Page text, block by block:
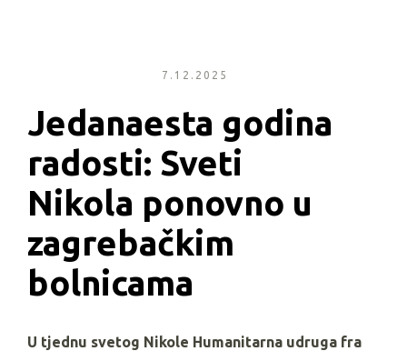
7.12.2025
Jedanaesta godina
radosti: Sveti
Nikola ponovno u
zagrebačkim
bolnicama
U tjednu svetog Nikole Humanitarna udruga fra